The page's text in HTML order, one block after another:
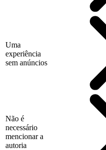
Uma
experiência
sem anúncios
Não é
necessário
mencionar a
autoria